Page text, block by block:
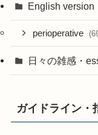
English version
perioperative
日々の雑感・
ガイドライン・